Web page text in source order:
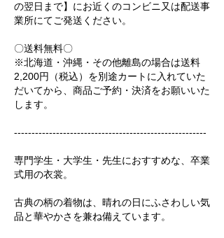
の翌日まで】にお近くのコンビニ又は配送事
業所にてご発送ください。
〇送料無料〇
※北海道・沖縄・その他離島の場合は送料
2,200円（税込）を別途カートに入れていた
だいてから、商品ご予約・決済をお願いいた
します。
-------------------------------------------------------
専門学生・大学生・先生におすすめな、卒業
式用の衣裳。
古典の柄の着物は、晴れの日にふさわしい気
品と華やかさを兼ね備えています。